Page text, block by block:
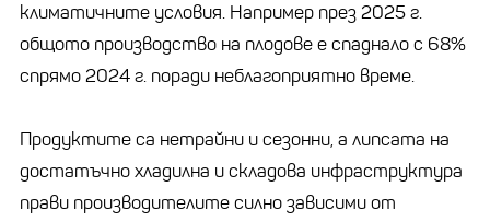
климатичните условия. Например през 2025 г.
общото производство на плодове е спаднало с 68%
спрямо 2024 г. поради неблагоприятно време.
Продуктите са нетрайни и сезонни, а липсата на
достатъчно хладилна и складова инфраструктура
прави производителите силно зависими от